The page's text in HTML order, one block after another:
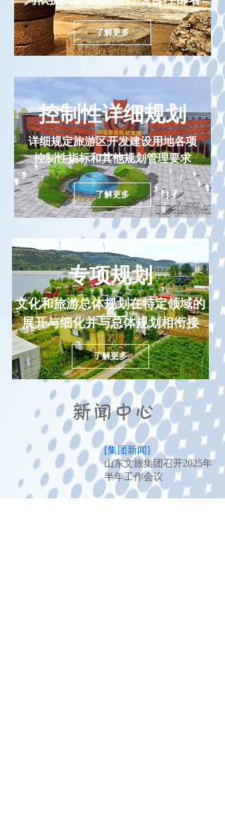
了解更多
控制性详细规划
详细规定旅游区开发建设用地各项
控制性指标和其他规划管理要求
了解更多
了解更多
专项规划
文化和旅游总体规划在特定领域的
展开与细化并与总体规划相衔接
[集团新闻]
山东文旅集团召开2025年
半年工作会议